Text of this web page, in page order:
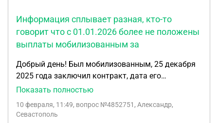
Информация сплывает разная, кто-то
говорит что с 01.01.2026 более не положены
выплаты мобилизованным за
Добрый день! Был мобилизованным, 25 декабря
2025 года заключил контракт, дата его
окончания 01.01.2027г. На сегодняшний день
Вас разъяснить все положенные мне выплаты.
Показать полностью
10 февраля, 11:49, вопрос №4852751, Александр,
Севастополь